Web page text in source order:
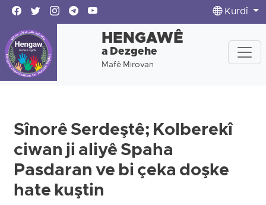
Kurdî
HENGAWÊ
a Dezgehe
Mafê Mirovan
Sînorê Serdeştê; Kolberekî
ciwan ji aliyê Spaha
Pasdaran ve bi çeka doşke
hate kuştin